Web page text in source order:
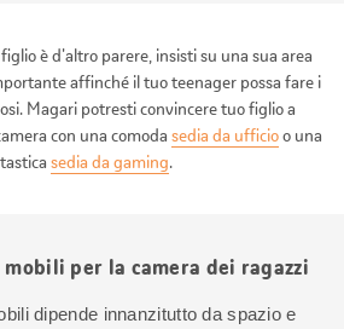
è d'altro parere, insisti su una sua area
affinché il tuo teenager possa fare i
Magari potresti convincere tuo figlio a
con una comoda sedia da ufficioo una
sedia da gaming.
mobili per la camera dei ragazzi
dipende innanzitutto da spazio e